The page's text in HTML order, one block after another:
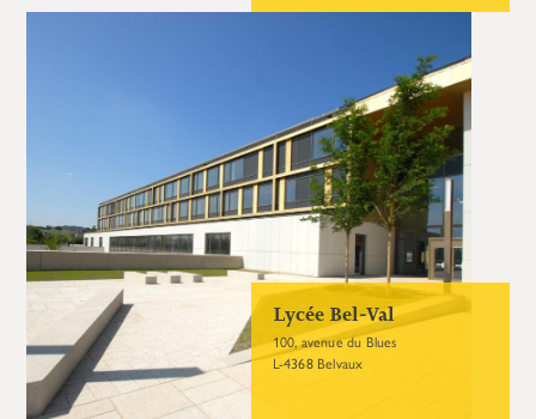
Lycée Bel-Val
100, avenue du Blues
L-4368 Belvaux